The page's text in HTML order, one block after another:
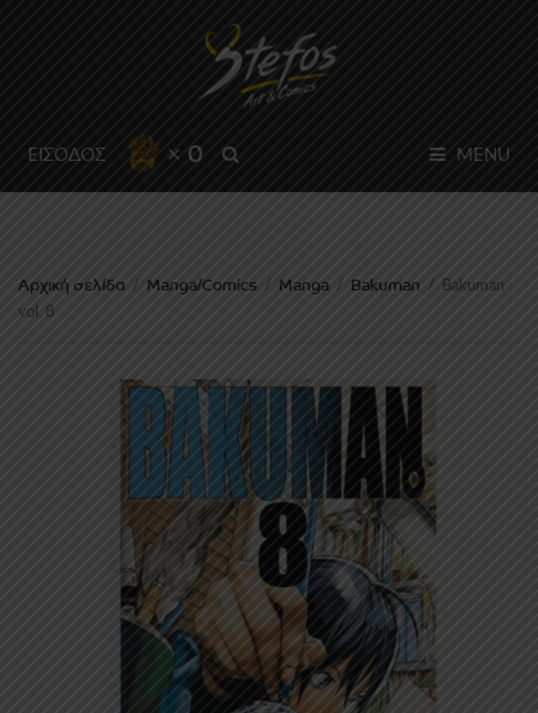
ΕΙΣΟΔΟΣ × 0 MENU
Αρχική σελίδα / Manga/Comics / Manga / Bakuman / Bakuman
vol. 8